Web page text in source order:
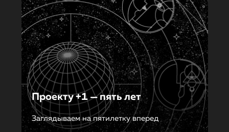
Проекту +1 — пять лет
Заглядываем на пятилетку вперед